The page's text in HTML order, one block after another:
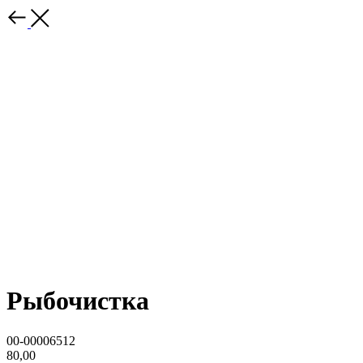
Рыбочистка
00-00006512
80,00